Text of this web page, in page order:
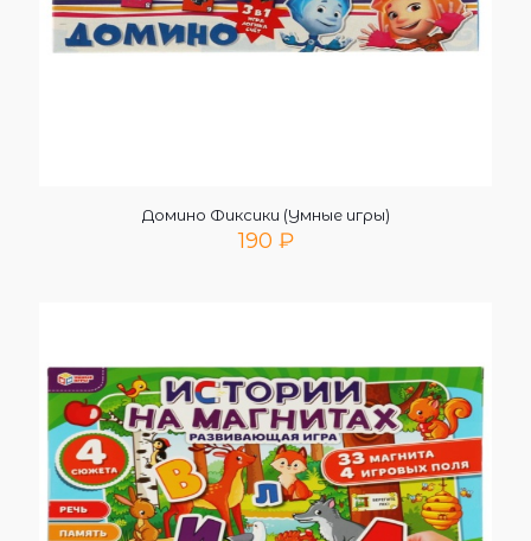
Домино Фиксики (Умные игры)
190 ₽